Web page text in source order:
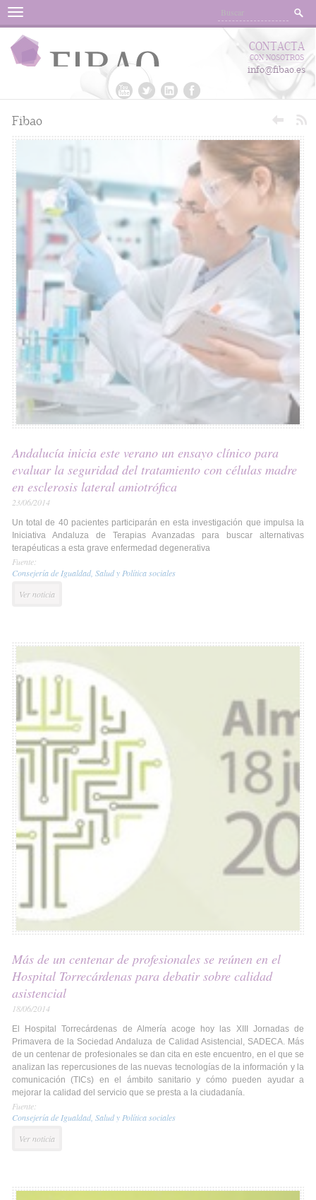
Menu
CONTACTA
CON NOSOTROS
info@fibao.es
Fibao
Andalucía inicia este verano un ensayo clínico para
evaluar la seguridad del tratamiento con células madre
en esclerosis lateral amiotrófica
23/06/2014
Un total de 40 pacientes participarán en esta investigación que impulsa la
Iniciativa Andaluza de Terapias Avanzadas para buscar alternativas
terapéuticas a esta grave enfermedad degenerativa
Fuente:
Consejería de Igualdad, Salud y Política sociales
Ver noticia
Más de un centenar de profesionales se reúnen en el
Hospital Torrecárdenas para debatir sobre calidad
asistencial
18/06/2014
El Hospital Torrecárdenas de Almería acoge hoy las XIII Jornadas de
Primavera de la Sociedad Andaluza de Calidad Asistencial, SADECA. Más
de un centenar de profesionales se dan cita en este encuentro, en el que se
analizan las repercusiones de las nuevas tecnologías de la información y la
comunicación (TICs) en el ámbito sanitario y cómo pueden ayudar a
mejorar la calidad del servicio que se presta a la ciudadanía.
Fuente:
Consejería de Igualdad, Salud y Política sociales
Ver noticia